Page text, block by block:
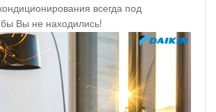
всегда под
Вы не находились!